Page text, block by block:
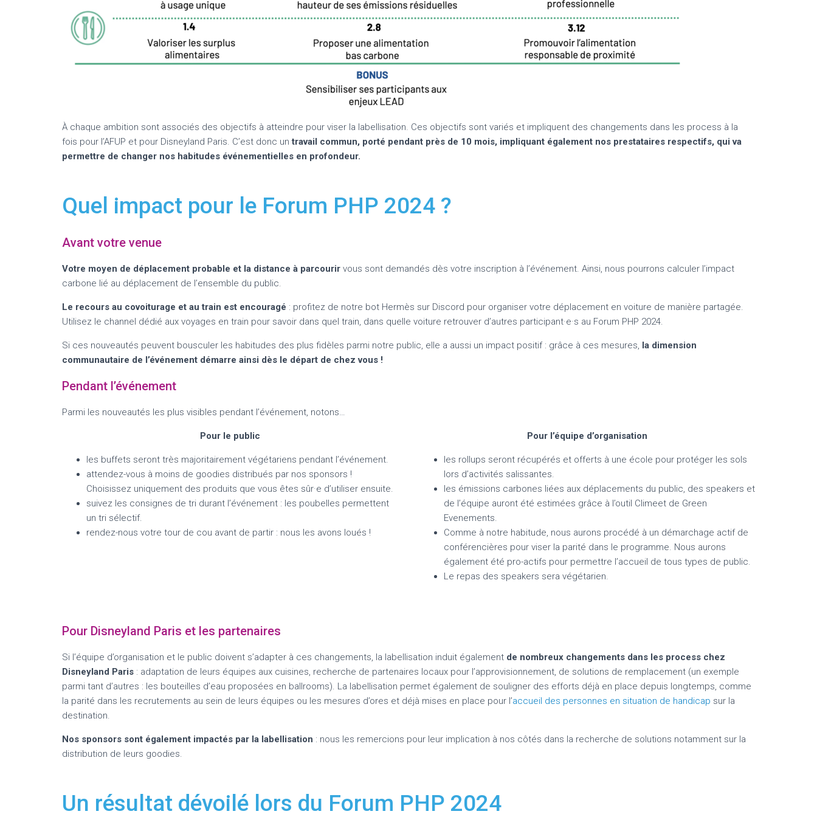
À chaque ambition sont associés des objectifs à atteindre pour viser la labellisation. Ces objectifs sont variés et impliquent des changements dans les process à la
fois pour l’AFUP et pour Disneyland Paris. C’est donc untravail commun, porté pendant près de 10 mois, impliquant également nos prestataires respectifs, qui va
permettre de changer nos habitudes événementielles en profondeur.
Quel impact pour le Forum PHP 2024 ?
Avant votre venue
Votre moyen de déplacement probable et la distance à parcourir vous sont demandés dès votre inscription à l’événement. Ainsi, nous pourrons calculer l’impact
carbone lié au déplacement de l’ensemble du public.
Le recours au covoiturage et au train est encouragé : profitez de notre bot Hermès sur Discord pour organiser votre déplacement en voiture de manière partagée.
Utilisez le channel dédié aux voyages en train pour savoir dans quel train, dans quelle voiture retrouver d’autres participant·e·s au Forum PHP 2024.
Si ces nouveautés peuvent bousculer les habitudes des plus fidèles parmi notre public, elle a aussi un impact positif : grâce à ces mesures, la dimension
communautaire de l’événement démarre ainsi dès le départ de chez vous !
Pendant l’événement
Parmi les nouveautés les plus visibles pendant l’événement, notons…
Pour le public
les buffets seront très majoritairement végétariens pendant l’événement.
attendez-vous à moins de goodies distribués par nos sponsors !
Choisissez uniquement des produits que vous êtes sûr·e d’utiliser ensuite.
suivez les consignes de tri durant l’événement : les poubelles permettent
un tri sélectif.
rendez-nous votre tour de cou avant de partir : nous les avons loués !
Pour l’équipe d’organisation
les rollups seront récupérés et offerts à une école pour protéger les sols
lors d’activités salissantes.
les émissions carbones liées aux déplacements du public, des speakers et
de l’équipe auront été estimées grâce à l’outil Climeet de Green
Evenements.
Comme à notre habitude, nous aurons procédé à un démarchage actif de
conférencières pour viser la parité dans le programme. Nous aurons
également été pro-actifs pour permettre l’accueil de tous types de public.
Le repas des speakers sera végétarien.
Pour Disneyland Paris et les partenaires
Si l’équipe d’organisation et le public doivent s’adapter à ces changements, la labellisation induit également de nombreux changements dans les process chez
Disneyland Paris : adaptation de leurs équipes aux cuisines, recherche de partenaires locaux pour l’approvisionnement, de solutions de remplacement (un exemple
parmi tant d’autres : les bouteilles d’eau proposées en ballrooms). La labellisation permet également de souligner des efforts déjà en place depuis longtemps, comme
la parité dans les recrutements au sein de leurs équipes ou les mesures d’ores et déjà mises en place pour l’accueil des personnes en situation de handicap sur la
destination.
Nos sponsors sont également impactés par la labellisation : nous les remercions pour leur implication à nos côtés dans la recherche de solutions notamment sur la
distribution de leurs goodies.
Un résultat dévoilé lors du Forum PHP 2024